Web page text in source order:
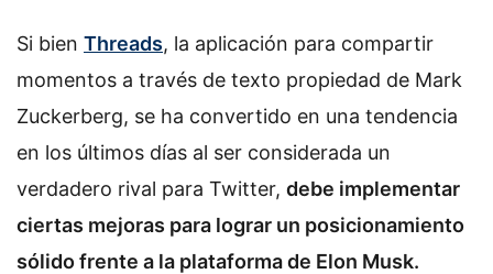
Si bien Threads, la aplicación para compartir
momentos a través de texto propiedad de Mark
Zuckerberg, se ha convertido en una tendencia
en los últimos días al ser considerada un
verdadero rival para Twitter, debe implementar
ciertas mejoras para lograr un posicionamiento
sólido frente a la plataforma de Elon Musk.